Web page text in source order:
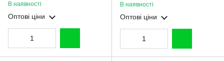
ведмідик для Samsung
Galaxy A52 5G (SM-A526)
рожевий (Повний захист
В наявності
Оптові ціни
ведмідик для Samsung
Galaxy A52 5G (SM-A526)
молочний (Повний захист
В наявності
Оптові ціни